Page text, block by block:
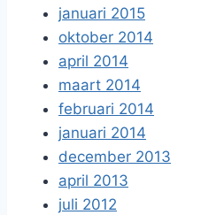
januari 2015
oktober 2014
april 2014
maart 2014
februari 2014
januari 2014
december 2013
april 2013
juli 2012